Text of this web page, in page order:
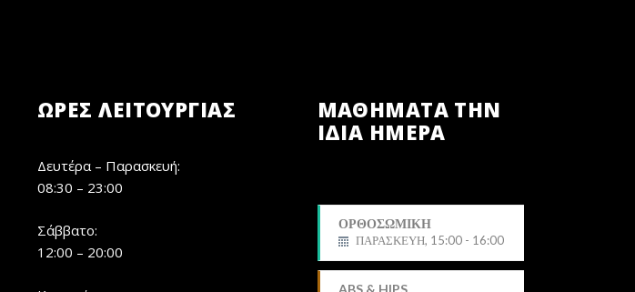
ΏΡΕΣ ΛΕΙΤΟΥΡΓΊΑΣ
Δευτέρα – Παρασκευή:
08:30 – 23:00
Σάββατο:
12:00 – 20:00
ΜΑΘΗΜΑΤΑ ΤΗΝ
ΙΔΙΑ ΗΜΕΡΑ
ΟΡΘΟΣΩΜΙΚΗ
ΠΑΡΑΣΚΕΥΗ, 15:00 - 16:00
Δημήτρης